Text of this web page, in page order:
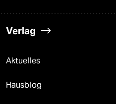
Verlag
Aktuelles
Hausblog